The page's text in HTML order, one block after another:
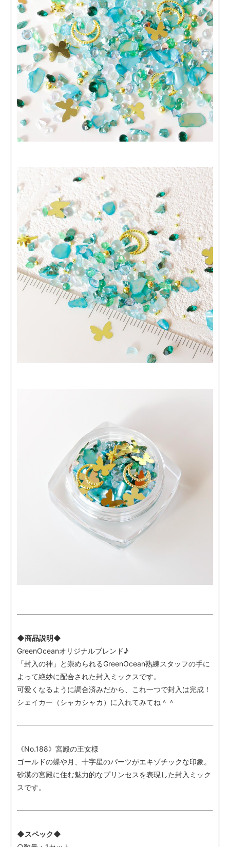
◆商品説明◆
GreenOceanオリジナルブレンド♪
「封入の神」と崇められるGreenOcean熟練スタッフの手に
よって絶妙に配合された封入ミックスです。
可愛くなるように調合済みだから、これ一つで封入は完成！
シェイカー（シャカシャカ）に入れてみてね＾＾
《No.188》宮殿の王女様
ゴールドの蝶や月、十字星のパーツがエキゾチックな印象。
砂漠の宮殿に住む魅力的なプリンセスを表現した封入ミック
スです。
◆スペック◆